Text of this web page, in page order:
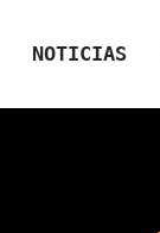
NOTICIAS